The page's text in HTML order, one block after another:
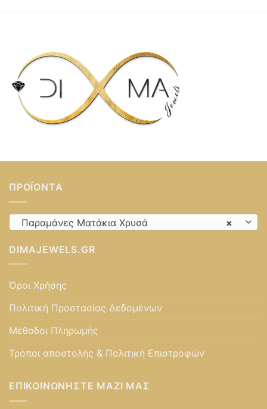
ΠΡΟΪΌΝΤΑ
×
Παραμάνες Ματάκια Χρυσά
DIMAJEWELS.GR
Όροι Χρήσης
Πολιτική Προστασίας Δεδομένων
Μέθοδοι Πληρωμής
Τρόποι αποστολής & Πολιτική Επιστροφών
ΕΠΙΚΟΙΝΩΝΉΣΤΕ ΜΑΖΊ ΜΑΣ